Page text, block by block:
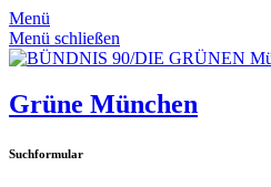
Menü
Menü schließen
Grüne München
Suchformular